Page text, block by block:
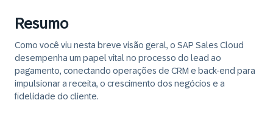
Resumo
Como você viu nesta breve visão geral, o SAP Sales Cloud
desempenha um papel vital no processo do lead ao
pagamento, conectando operações de CRM e back-end para
impulsionar a receita, o crescimento dos negócios e a
fidelidade do cliente.